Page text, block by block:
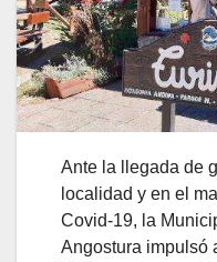
Ante la llegada de
localidad y en el
Covid-19, la
Angostura impulsó